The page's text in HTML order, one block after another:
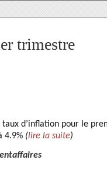
trimestre
taux d’inflation pour le
4.9% (lire la suite)